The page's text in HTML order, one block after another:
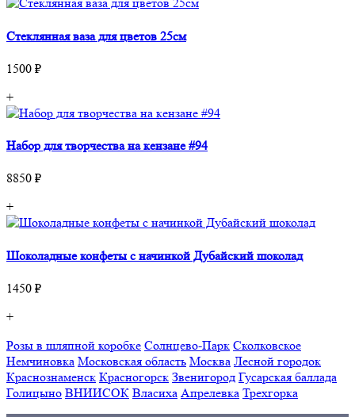
Стеклянная ваза для цветов 25см
1500 ₽
+
Набор для творчества на кензане #94
8850 ₽
+
Шоколадные конфеты с начинкой Дубайский шоколад
1450 ₽
+
Розы в шляпной коробке Солнцево-Парк Сколковское
Немчиновка Московская область Москва Лесной городок
Краснознаменск Красногорск Звенигород Гусарская баллада
Голицыно ВНИИСОК Власиха Апрелевка Трехгорка